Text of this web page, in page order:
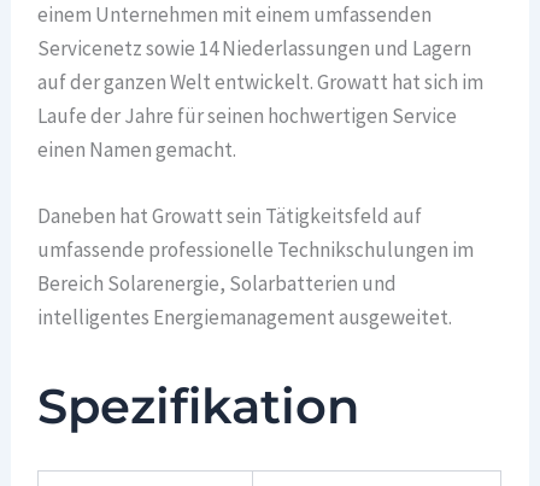
einem Unternehmen mit einem umfassenden
Servicenetz sowie 14 Niederlassungen und Lagern
auf der ganzen Welt entwickelt. Growatt hat sich im
Laufe der Jahre für seinen hochwertigen Service
einen Namen gemacht.
Daneben hat Growatt sein Tätigkeitsfeld auf
umfassende professionelle Technikschulungen im
Bereich Solarenergie, Solarbatterien und
intelligentes Energiemanagement ausgeweitet.
Spezifikation